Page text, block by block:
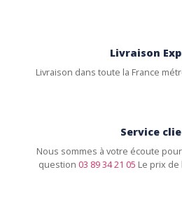
Livraison
Livraison dans toute la France
Service
Nous sommes à votre écoute
question 03 89 34 21 05 Le prix de